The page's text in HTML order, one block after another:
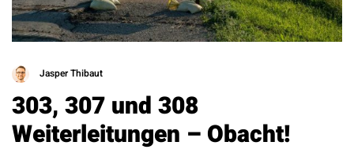
Jasper Thibaut
303, 307 und 308
Weiterleitungen – Obacht!